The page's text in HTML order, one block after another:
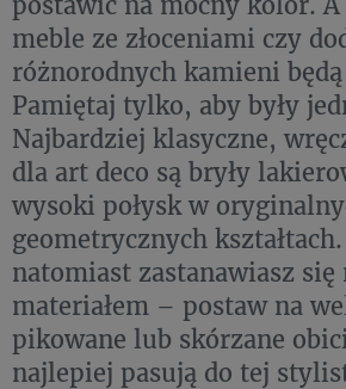
meble ze złoceniami czy
różnorodnych kamieni
Pamiętaj tylko, aby były
Najbardziej klasyczne,
dla art deco są bryły
wysoki połysk w
geometrycznych
natomiast zastanawiasz się
materiałem – postaw na
pikowane lub skórzane
najlepiej pasują do tej